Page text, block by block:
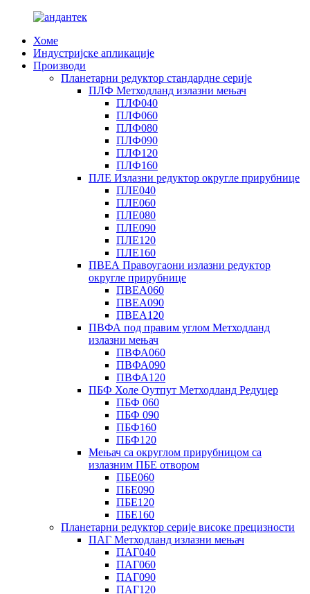
Хоме
Индустријске апликације
Производи
Планетарни редуктор стандардне серије
ПЛФ Метходланд излазни мењач
ПЛФ040
ПЛФ060
ПЛФ080
ПЛФ090
ПЛФ120
ПЛФ160
ПЛЕ Излазни редуктор округле прирубнице
ПЛЕ040
ПЛЕ060
ПЛЕ080
ПЛЕ090
ПЛЕ120
ПЛЕ160
ПВЕА Правоугаони излазни редуктор
округле прирубнице
ПВЕА060
ПВЕА090
ПВЕА120
ПВФА под правим углом Метходланд
излазни мењач
ПВФА060
ПВФА090
ПВФА120
ПБФ Холе Оутпут Метходланд Редуцер
ПБФ 060
ПБФ 090
ПБФ160
ПБФ120
Мењач са округлом прирубницом са
излазним ПБЕ отвором
ПБЕ060
ПБЕ090
ПБЕ120
ПБЕ160
Планетарни редуктор серије високе прецизности
ПАГ Метходланд излазни мењач
ПАГ040
ПАГ060
ПАГ090
ПАГ120